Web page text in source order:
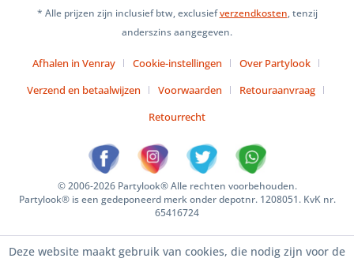
* Alle prijzen zijn inclusief btw, exclusiefverzendkosten, tenzij
anderszins aangegeven.
Afhalen in Venray Cookie-instellingen
Over Partylook
Verzend en betaalwijzen
Voorwaarden
Retouraanvraag
Retourrecht
© 2006-2026 Partylook® Alle rechten voorbehouden.
Partylook® is een gedeponeerd merk onder depotnr. 1208051. KvK nr.
65416724
Deze website maakt gebruik van cookies, die nodig zijn voor de